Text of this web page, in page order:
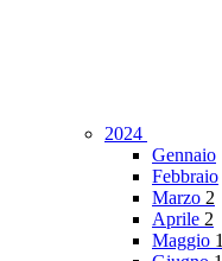
2024
Gennaio
Febbraio
Marzo 2
Aprile 2
Maggio 1